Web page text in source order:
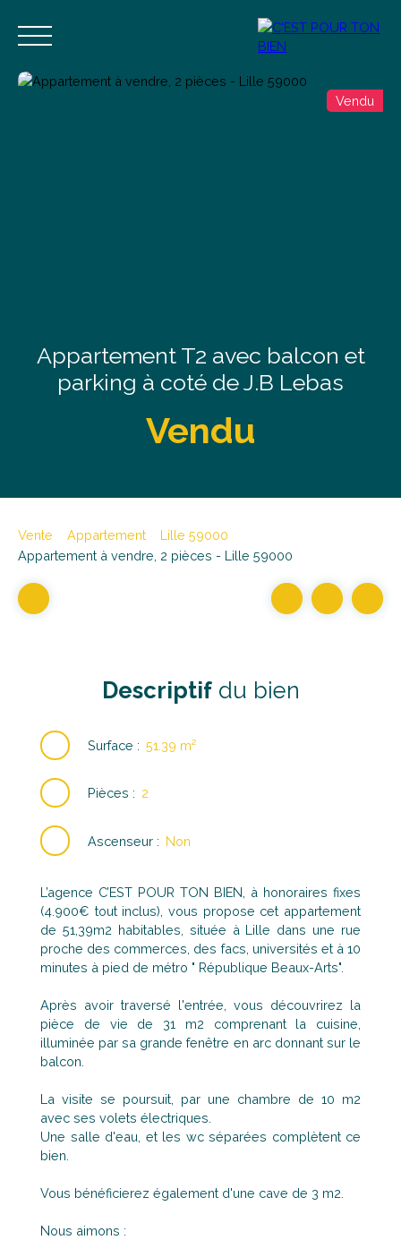
Vendu
Appartement T2 avec balcon et
parking à coté de J.B Lebas
Vendu
Vente Appartement
Lille 59000
Appartement à vendre, 2 pièces - Lille 59000
Descriptifdu bien
Surface : 51.39 m²
Pièces : 2
Ascenseur : Non
L’agence C’EST POUR TON BIEN, à honoraires fixes
(4.900€ tout inclus), vous propose cet appartement
de 51,39m2 habitables, située à Lille dans une rue
proche des commerces, des facs, universités et à 10
minutes à pied de métro " République Beaux-Arts".
Après avoir traversé l'entrée, vous découvrirez la
pièce de vie de 31 m2 comprenant la cuisine,
illuminée par sa grande fenêtre en arc donnant sur le
balcon.
La visite se poursuit, par une chambre de 10 m2
avec ses volets électriques.
Une salle d'eau, et les wc séparées complètent ce
bien.
Vous bénéficierez également d'une cave de 3 m2.
Nous aimons :